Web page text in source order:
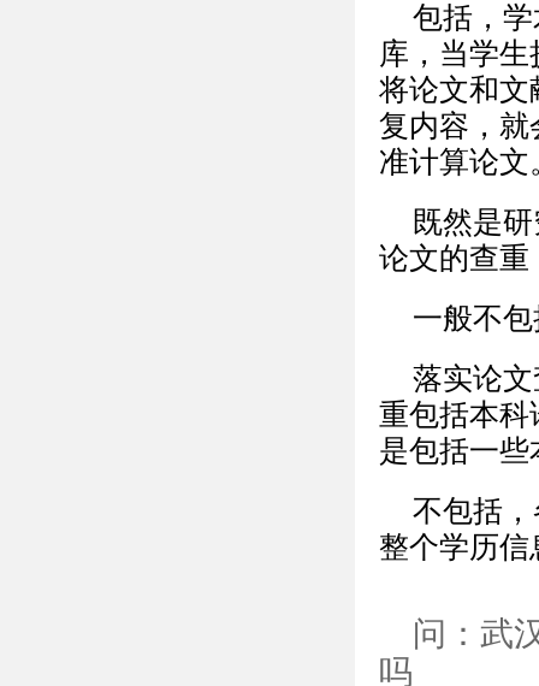
包括，
库，当学
将论文和文
复内容，就
准计算论文
既然是
论文的查重
一般不
落实论
重包括本科
是包括一
不包括
整个学历
问：武
吗